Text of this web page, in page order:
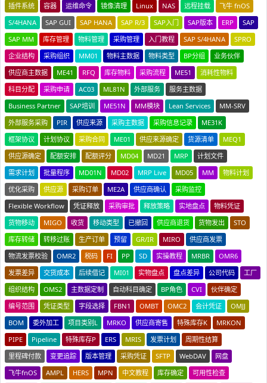
插件系统
容器 运维命令 镜像清理 Linux NAS 远程挂载
飞牛 fnOS
S/4HANA
SAP GUI SAP HANA SAP R/3 SAP入门 SAP版本 ERP
SAP
SAP MM
库存管理 物料管理 采购管理 入门教程 SAP S/4HANA
SPRO
企业结构
采购组织 MM01 物料主数据 物料类型 BP分组
业务伙伴
供应商主数据
ME41 RFQ 库存物料 采购流程 ME51
消耗性物料
科目分配
采购申请 AC03 ML81N 外部服务
服务主数据
Business Partner
SAP培训 ME51N MM模块 Lean Services
MM-SRV
外部服务采购
PIR 供应来源 采购主数据 采购信息记录
ME31K
框架协议
计划协议 采购合同 ME01 供应来源确定 货源清单
MEQ1
供应源确定
配额安排 配额评分 MD04 MD21 MRP
计划文件
需求计划
批量程序 MD01N MD02 MRP Live MD05 MM
物料计划
优化采购
供应源 采购订单 ME2A 供应商确认
采购监控
Flexible Workflow
凭证释放 采购审批 释放策略 实地盘点
物料凭证
货物移动
MIGO 收货 移动类型 已撤回 供应商退货 货物发出
STO
库存转储
转移过账 生产订单 预留 GR/IR MIRO
供应商发票
物流发票校验
OMR2 税码 FI PP SD 实操教程 MRBR
OMR6
发票差异
交货成本 后续借记 MI01 实物盘点 盘点差异 公司代码
工厂
组织结构
OMS2 主数据定制 自动科目确定 BP角色 CVI
伙伴确定
编号范围
凭证类型 字段选择 FBN1 OMBT OMC2 会计凭证
OMJJ
BOM
委外加工 项目类别L MRKO 供应商寄售 特殊库存K
MRKON
PIPE
Pipeline 特殊库存P ERS MRIS 发票计划
周期性结算
里程碑付款
变更追踪 版本管理 采购凭证 SFTP WebDAV
网盘
飞牛fnOS
AMPL HERS MPN 中文教程 库存确定
可用性检查